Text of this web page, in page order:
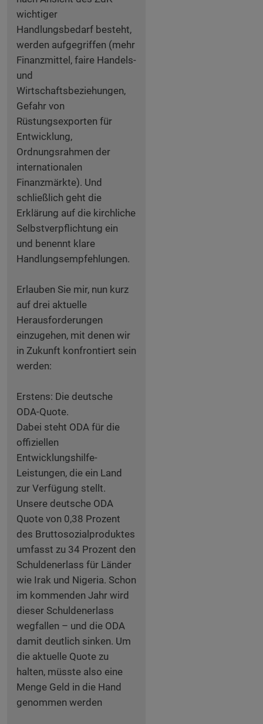
wichtiger
Handlungsbedarf besteht,
werden aufgegriffen (mehr
Finanzmittel, faire Handels-
und
Wirtschaftsbeziehungen,
Gefahr von
Rüstungsexporten für
Entwicklung,
Ordnungsrahmen der
internationalen
Finanzmärkte). Und
schließlich geht die
Erklärung auf die kirchliche
Selbstverpflichtung ein
und benennt klare
Handlungsempfehlungen.
Erlauben Sie mir, nun kurz
auf drei aktuelle
Herausforderungen
einzugehen, mit denen wir
in Zukunft konfrontiert sein
werden:
Erstens: Die deutsche
ODA-Quote.
Dabei steht ODA für die
offiziellen
Entwicklungshilfe-
Leistungen, die ein Land
zur Verfügung stellt.
Unsere deutsche ODA
Quote von 0,38 Prozent
des Bruttosozialproduktes
umfasst zu 34 Prozent den
Schuldenerlass für Länder
wie Irak und Nigeria. Schon
im kommenden Jahr wird
dieser Schuldenerlass
wegfallen – und die ODA
damit deutlich sinken. Um
die aktuelle Quote zu
halten, müsste also eine
Menge Geld in die Hand
genommen werden